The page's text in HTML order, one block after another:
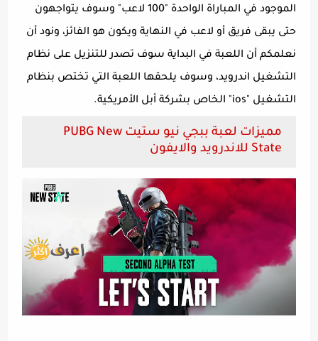
الموجود في المباراة الواحدة "100 لاعب" وسوف يتواجهون
حتى يبقى فريق أو لاعب في النهاية ويكون هو الفائز، ونود أن
نعلمكم أن اللعبة في البداية سوف تصدر للتنزيل على نظام
التشغيل اندرويد، وسوف يلحقها اللعبة التي تختص بنظام
التشغيل "ios" الخاص بشركة أبل الأمريكية.
مميزات لعبة ببجي نيو ستيت PUBG New
State للاندرويد والايفون